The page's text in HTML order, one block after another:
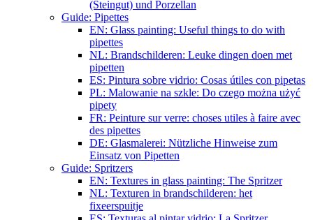
(Steingut) und Porzellan
Guide: Pipettes
EN: Glass painting: Useful things to do with
pipettes
NL: Brandschilderen: Leuke dingen doen met
pipetten
ES: Pintura sobre vidrio: Cosas útiles con pipetas
PL: Malowanie na szkle: Do czego można użyć
pipety
FR: Peinture sur verre: choses utiles à faire avec
des pipettes
DE: Glasmalerei: Nützliche Hinweise zum
Einsatz von Pipetten
Guide: Spritzers
EN: Textures in glass painting: The Spritzer
NL: Texturen in brandschilderen: het
fixeerspuitje